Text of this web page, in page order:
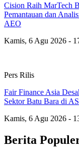
Cision Raih MarTech
Pemantauan dan
AEO
Kamis, 6 Agu 2026 -
Pers Rilis
Fair Finance Asia
Sektor Batu Bara di
Kamis, 6 Agu 2026 -
Berita